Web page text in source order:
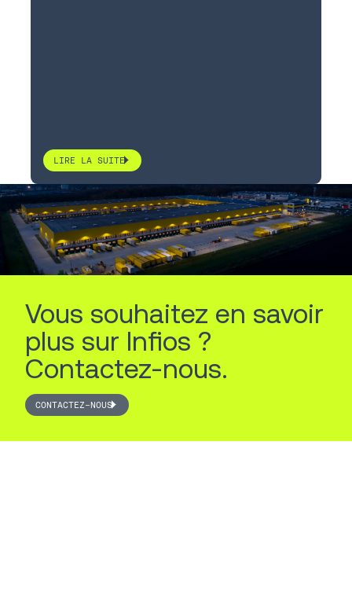
LIRE LA SUITE
Vous souhaitez en savoir
plus sur Infios ?
Contactez-nous.
CONTACTEZ-NOUS